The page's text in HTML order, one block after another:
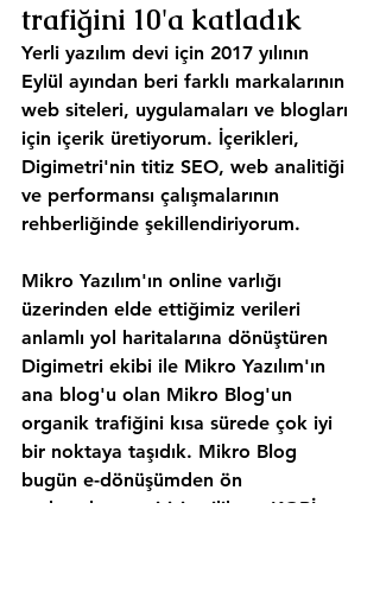
trafiğini 10'a katladık
Yerli yazılım devi için 2017 yılının
Eylül ayından beri farklı markalarının
web siteleri, uygulamaları ve blogları
için içerik üretiyorum. İçerikleri,
Digimetri'nin titiz SEO, web analitiği
ve performansı çalışmalarının
rehberliğinde şekillendiriyorum.
Mikro Yazılım'ın online varlığı
üzerinden elde ettiğimiz verileri
anlamlı yol haritalarına dönüştüren
Digimetri ekibi ile Mikro Yazılım'ın
ana blog'u olan Mikro Blog'un
organik trafiğini kısa sürede çok iyi
bir noktaya taşıdık. Mikro Blog
bugün e-dönüşümden ön
muhasebeye, girişimcilikten KOBİ